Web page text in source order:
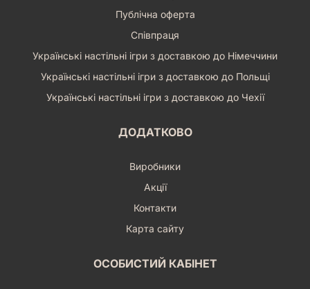
Публічна оферта
Співпраця
Українські настільні ігри з доставкою до Німеччини
Українські настільні ігри з доставкою до Польщі
Українські настільні ігри з доставкою до Чехії
ДОДАТКОВО
Виробники
Акції
Контакти
Карта сайту
ОСОБИСТИЙ КАБІНЕТ